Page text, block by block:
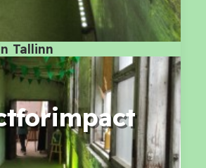
Tallinn